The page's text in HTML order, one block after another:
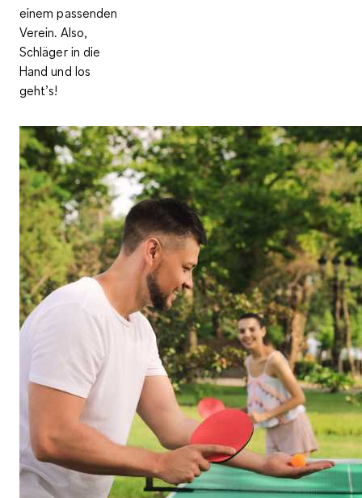
einem passenden
Verein. Also,
Schläger in die
Hand und los
geht’s!